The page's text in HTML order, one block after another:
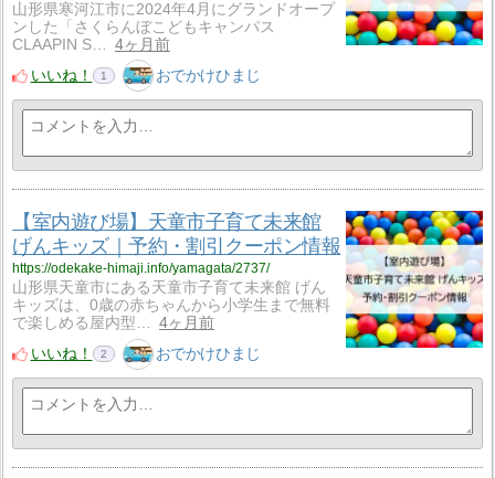
山形県寒河江市に2024年4月にグランドオープ
ンした「さくらんぼこどもキャンパス
CLAAPIN S…
4ヶ月前
いいね！
1 おでかけひまじ
【室内遊び場】天童市子育て未来館
げんキッズ｜予約・割引クーポン情報
https://odekake-himaji.info/yamagata/2737/
山形県天童市にある天童市子育て未来館 げん
キッズは、0歳の赤ちゃんから小学生まで無料
で楽しめる屋内型…
4ヶ月前
いいね！
2 おでかけひまじ